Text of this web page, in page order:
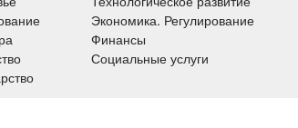
Экономика. Регулирование
Финансы
Социальные услуги